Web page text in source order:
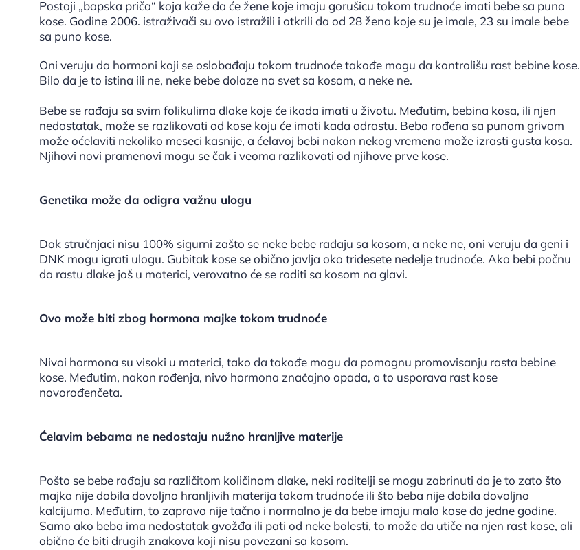
Postoji „bapska priča“ koja kaže da će žene koje imaju gorušicu tokom trudnoće imati bebe sa puno
kose. Godine 2006. istraživači su ovo istražili i otkrili da od 28 žena koje su je imale, 23 su imale bebe
sa puno kose.
Oni veruju da hormoni koji se oslobađaju tokom trudnoće takođe mogu da kontrolišu rast bebine kose.
Bilo da je to istina ili ne, neke bebe dolaze na svet sa kosom, a neke ne.
Bebe se rađaju sa svim folikulima dlake koje će ikada imati u životu. Međutim, bebina kosa, ili njen
nedostatak, može se razlikovati od kose koju će imati kada odrastu. Beba rođena sa punom grivom
može oćelaviti nekoliko meseci kasnije, a ćelavoj bebi nakon nekog vremena može izrasti gusta kosa.
Njihovi novi pramenovi mogu se čak i veoma razlikovati od njihove prve kose.
Genetika može da odigra važnu ulogu
Dok stručnjaci nisu 100% sigurni zašto se neke bebe rađaju sa kosom, a neke ne, oni veruju da geni i
DNK mogu igrati ulogu. Gubitak kose se obično javlja oko tridesete nedelje trudnoće. Ako bebi počnu
da rastu dlake još u materici, verovatno će se roditi sa kosom na glavi.
Ovo može biti zbog hormona majke tokom trudnoće
Nivoi hormona su visoki u materici, tako da takođe mogu da pomognu promovisanju rasta bebine
kose. Međutim, nakon rođenja, nivo hormona značajno opada, a to usporava rast kose
novorođenčeta.
Ćelavim bebama ne nedostaju nužno hranljive materije
Pošto se bebe rađaju sa različitom količinom dlake, neki roditelji se mogu zabrinuti da je to zato što
majka nije dobila dovoljno hranljivih materija tokom trudnoće ili što beba nije dobila dovoljno
kalcijuma. Međutim, to zapravo nije tačno i normalno je da bebe imaju malo kose do jedne godine.
Samo ako beba ima nedostatak gvožđa ili pati od neke bolesti, to može da utiče na njen rast kose, ali
obično će biti drugih znakova koji nisu povezani sa kosom.